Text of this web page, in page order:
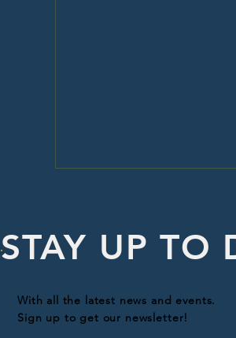
With all the latest news and events.
Sign up to get our newsletter!
STAY UP TO